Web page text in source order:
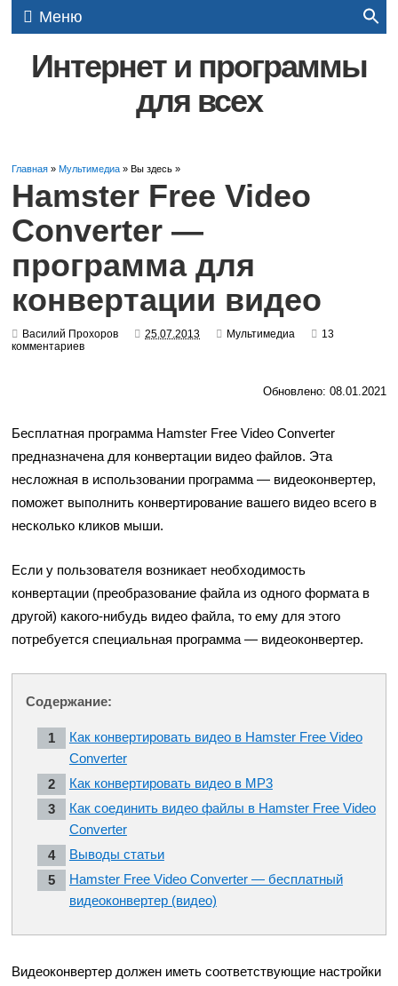
Меню
Интернет и программы
для всех
Главная »Мультимедиа » Вы здесь »
Hamster Free Video
Converter —
программа для
конвертации видео
Василий Прохоров 25.07.2013 Мультимедиа
13
комментариев
Обновлено: 08.01.2021
Бесплатная программа Hamster Free Video Converter
предназначена для конвертации видео файлов. Эта
несложная в использовании программа — видеоконвертер,
поможет выполнить конвертирование вашего видео всего в
несколько кликов мыши.
Если у пользователя возникает необходимость
конвертации (преобразование файла из одного формата в
другой) какого-нибудь видео файла, то ему для этого
потребуется специальная программа — видеоконвертер.
Содержание:
Как конвертировать видео в Hamster Free Video
Converter
Как конвертировать видео в MP3
Как соединить видео файлы в Hamster Free Video
Converter
Выводы статьи
Hamster Free Video Converter — бесплатный
видеоконвертер (видео)
Видеоконвертер должен иметь соответствующие настройки